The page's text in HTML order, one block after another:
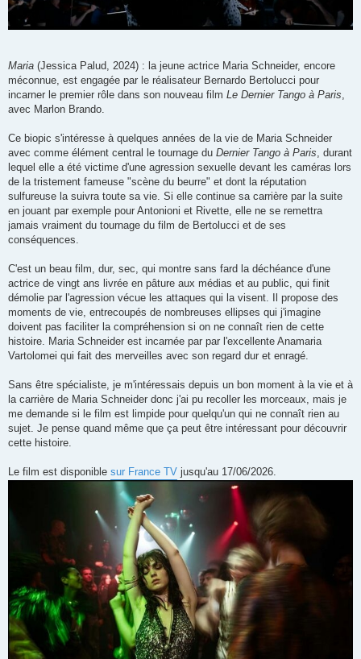
Maria (Jessica Palud, 2024) : la jeune actrice Maria Schneider, encore
méconnue, est engagée par le réalisateur Bernardo Bertolucci pour
incarner le premier rôle dans son nouveau film Le Dernier Tango à Paris
avec Marlon Brando.
Ce biopic s'intéresse à quelques années de la vie de Maria Schneider
avec comme élément central le tournage du Dernier Tango à Paris , durant
lequel elle a été victime d'une agression sexuelle devant les caméras lors
de la tristement fameuse "scène du beurre" et dont la réputation
sulfureuse la suivra toute sa vie. Si elle continue sa carrière par la suite
en jouant par exemple pour Antonioni et Rivette, elle ne se remettra
jamais vraiment du tournage du film de Bertolucci et de ses
conséquences.
C'est un beau film, dur, sec, qui montre sans fard la déchéance d'une
actrice de vingt ans livrée en pâture aux médias et au public, qui finit
démolie par l'agression vécue les attaques qui la visent. Il propose des
moments de vie, entrecoupés de nombreuses ellipses qui j'imagine
doivent pas faciliter la compréhension si on ne connaît rien de cette
histoire. Maria Schneider est incarnée par par l'excellente Anamaria
Vartolomei qui fait des merveilles avec son regard dur et enragé.
Sans être spécialiste, je m'intéressais depuis un bon moment à la vie et à
la carrière de Maria Schneider donc j'ai pu recoller les morceaux, mais je
me demande si le film est limpide pour quelqu'un qui ne connaît rien au
sujet. Je pense quand même que ça peut être intéressant pour découvrir
cette histoire.
Le film est disponible sur France TV jusqu'au 17/06/2026.